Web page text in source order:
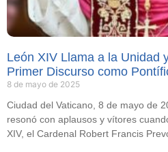
León XIV Llama a la Unidad
Primer Discurso como
8 de mayo de 2025
Ciudad del Vaticano, 8 de mayo de
resonó con aplausos y vítores
XIV, el Cardenal Robert Francis